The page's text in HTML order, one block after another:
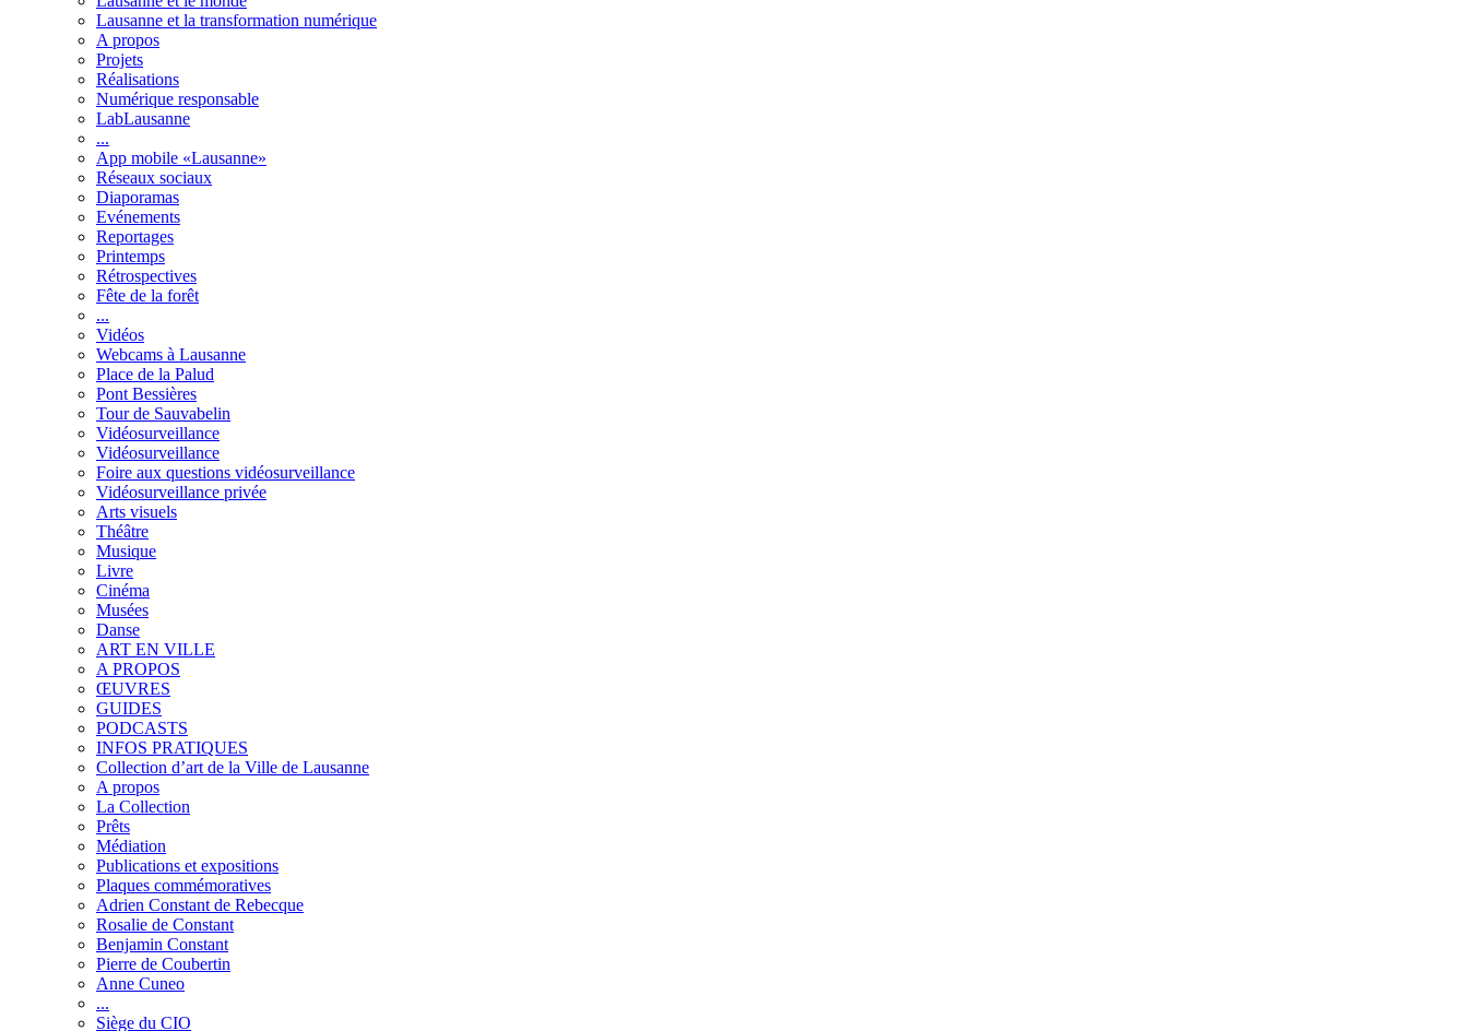
Lausanne et la transformation numérique
A propos
Projets
Réalisations
Numérique responsable
LabLausanne
...
App mobile «Lausanne»
Réseaux sociaux
Diaporamas
Evénements
Reportages
Printemps
Rétrospectives
Fête de la forêt
...
Vidéos
Webcams à Lausanne
Place de la Palud
Pont Bessières
Tour de Sauvabelin
Vidéosurveillance
Vidéosurveillance
Foire aux questions vidéosurveillance
Vidéosurveillance privée
Arts visuels
Théâtre
Musique
Livre
Cinéma
Musées
Danse
ART EN VILLE
A PROPOS
ŒUVRES
GUIDES
PODCASTS
INFOS PRATIQUES
Collection d’art de la Ville de Lausanne
A propos
La Collection
Prêts
Médiation
Publications et expositions
Plaques commémoratives
Adrien Constant de Rebecque
Rosalie de Constant
Benjamin Constant
Pierre de Coubertin
Anne Cuneo
...
Siège du CIO